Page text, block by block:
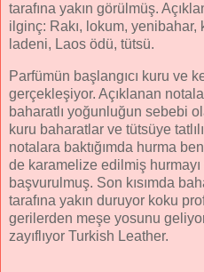
tarafına yakın görülmüş.
ilginç: Rakı, lokum, yenibahar,
ladeni, Laos ödü, tütsü.
Parfümün başlangıcı kuru ve
gerçekleşiyor. Açıklanan
baharatlı yoğunluğun sebebi
kuru baharatlar ve tütsüye
notalara baktığımda hurma
de karamelize edilmiş hurmayı
başvurulmuş. Son kısımda
tarafına yakın duruyor koku
gerilerden meşe yosunu
zayıflıyor Turkish Leather.